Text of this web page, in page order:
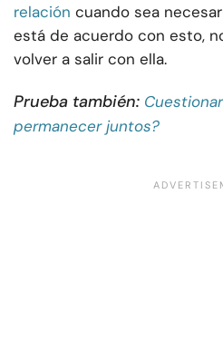
relación cuando sea
está de acuerdo con esto,
volver a salir con ella.
Prueba también:
permanecer juntos?